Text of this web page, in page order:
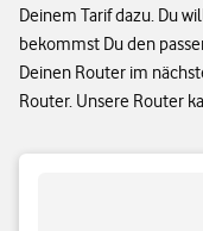
Deinem Tarif dazu. Du
bekommst Du den
Deinen Router im
Router. Unsere Router